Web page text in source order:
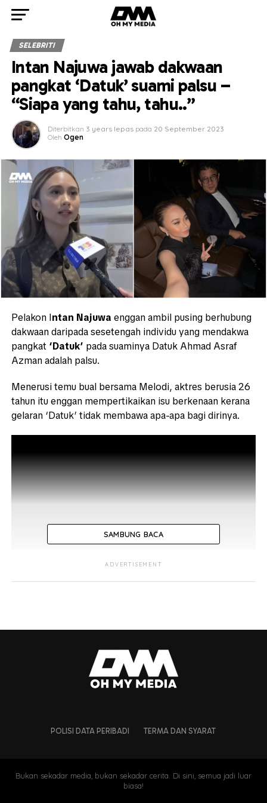
SELEBRITI
Intan Najuwa jawab dakwaan
pangkat ‘Datuk’ suami palsu –
“Siapa yang tahu, tahu..”
Diterbitkan 3 years lepas pada 20 September 2023
Oleh Ogen
Pelakon Intan Najuwa enggan ambil pusing berhubung
dakwaan daripada sesetengah individu yang mendakwa
pangkat ‘Datuk’ pada suaminya Datuk Ahmad Asraf
Azman adalah palsu.
Menerusi temu bual bersama Melodi, aktres berusia 26
tahun itu enggan mempertikaikan isu berkenaan kerana
gelaran ‘Datuk’ tidak membawa apa-apa bagi dirinya.
SAMBUNG BACA
ADVERTISEMENT
POLISI DATA PERIBADI TERMA DAN SYARAT
Bukan sekadar media, bukan sekadar cerita. Di sini, semua jadi luar
biasa!